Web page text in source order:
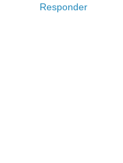
Responder